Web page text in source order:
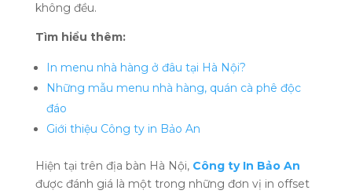
không đều.
Tìm hiểu thêm:
In menu nhà hàng ở đâu tại Hà Nội?
Những mẫu menu nhà hàng, quán cà phê độc
đáo
Giới thiệu Công ty in Bảo An
Hiện tại trên địa bàn Hà Nội, Công ty In Bảo An
được đánh giá là một trong những đơn vị in offset